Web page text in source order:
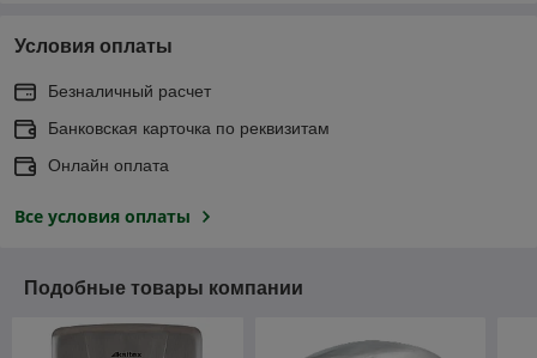
Условия оплаты
Безналичный расчет
Банковская карточка по реквизитам
Онлайн оплата
Все условия оплаты
Подобные товары компании